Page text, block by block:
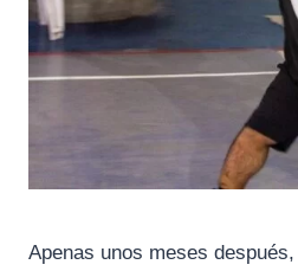
Apenas unos meses